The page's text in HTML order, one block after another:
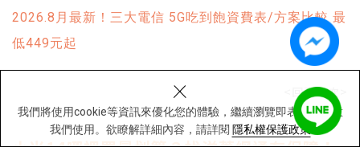
我們將使用cookie等資訊來優化您的體驗，繼續瀏覽即表示您同意
我們使用。欲瞭解詳細內容，請詳閱 隱私權保護政策
×
2026.8月最新！三大電信 5G吃到飽資費表/方案比較 最
低449元起
<回到目次>